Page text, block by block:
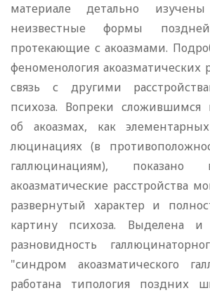
материале детально
неизвестные формы
протекающие с акоазмами.
феноменология акоазматических
связь с другими
психоза. Вопреки сложившим­ся
об акоазмах, как
люцинациях (в
галлюцинациям), показано
акоазматические расстройства
развернутый характер и
картину психоза. Выделена и
разновидность
"синдром акоазматического
работана типология поздних